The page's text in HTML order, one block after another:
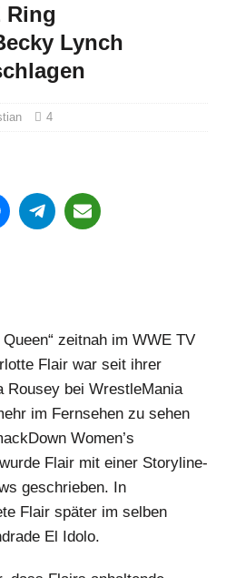
Ring
Lynch
4
zeitnah im WWE TV
Flair war seit ihrer
Rousey bei WrestleMania
im Fernsehen zu sehen
Women’s
Flair mit einer Storyline-
geschrieben. In
Flair später im selben
El Idolo.